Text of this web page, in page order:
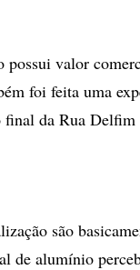
possui valor
foi feita uma
final da Rua
são
de alumínio